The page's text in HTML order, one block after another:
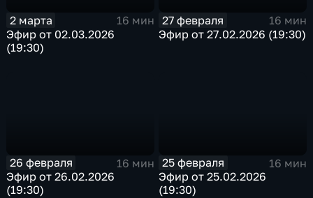
2 марта
16 мин
Эфир от 02.03.2026
(19:30)
27 февраля
16 мин
Эфир от 27.02.2026 (19:30)
26 февраля
16 мин
Эфир от 26.02.2026
(19:30)
25 февраля
16 мин
Эфир от 25.02.2026
(19:30)